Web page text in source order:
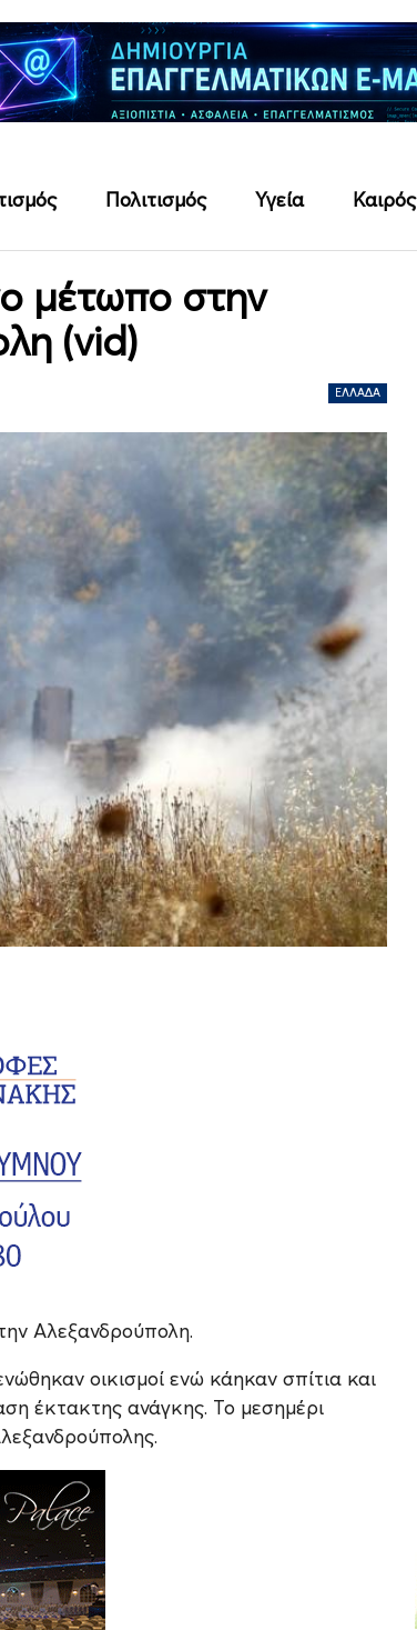
Πολιτισμός Υγεία Καιρός
μέτωπο στην
(vid)
ΕΛΛΆΔΑ
Αλεξανδρούπολη.
οικισμοί ενώ κάηκαν σπίτια και
έκτακτης ανάγκης. Το μεσημέρι